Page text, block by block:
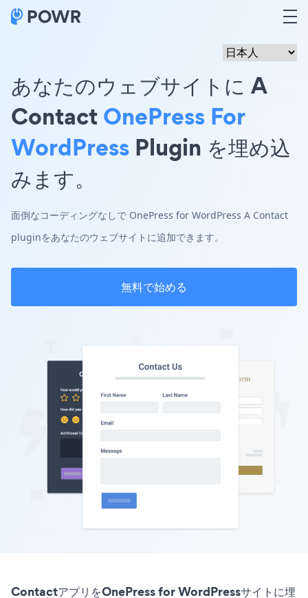
あなたのウェブサイトに A
ContactOnePress For
WordPress Plugin を埋め込
みます。
面倒なコーディングなしで OnePress for WordPress A Contact
pluginをあなたのウェブサイトに追加できます。
無料で始める
ContactアプリをOnePress for WordPressサイトに埋